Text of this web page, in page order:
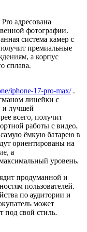
адресована
фотографии.
система камер с
премиальные
а корпус
сплава.
iphone-17-pro-max/.
линейки с
и лучшей
всего, получит
работы с видео,
ёмкую батарею в
ориентированы на
а
уровень.
продуманной и
пользователей.
по аудитории и
может
под свой стиль.